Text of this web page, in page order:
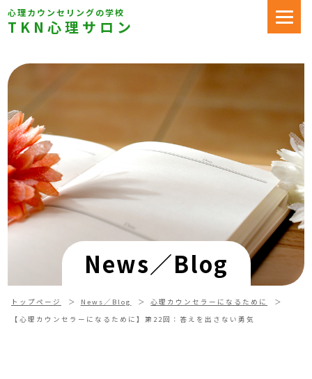
心理カウンセリングの学校
TKN心理サロン
News／Blog
トップページ News／Blog
心理カウンセラーになるために
【心理カウンセラーになるために】第22回：答えを出さない勇気